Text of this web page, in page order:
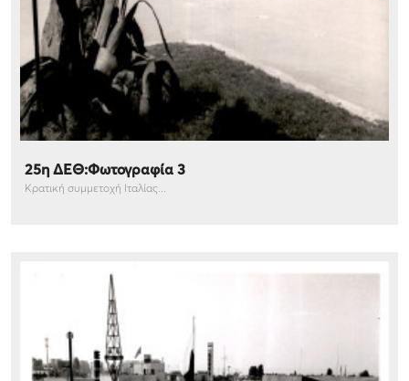
25η ΔΕΘ:Φωτογραφία 3
Κρατική συμμετοχή Ιταλίας...